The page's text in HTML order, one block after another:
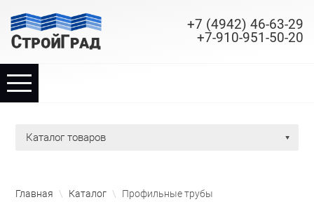
+7 (4942) 46-63-29
+7-910-951-50-20
TPL_PROTOSTAR_TOGGLE_MENU
Наши услуги
каталог товаров
Главная \ Каталог \ Профильные трубы